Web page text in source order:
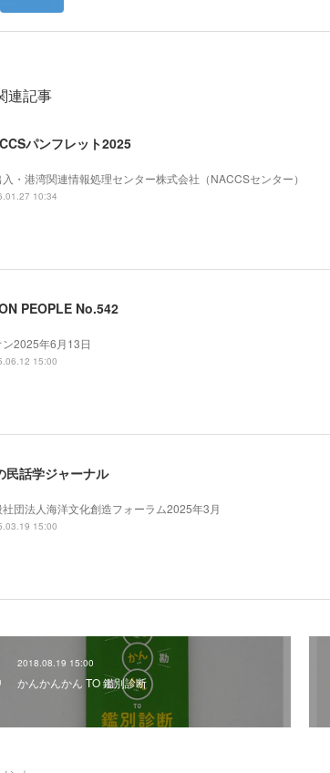
連記事
パンフレット2025
・港湾関連情報処理センター株式会社（NACCSセンター）
10:34
PEOPLE No.542
ン2025年6月13日
15:00
民話学ジャーナル
団法人海洋文化創造フォーラム2025年3月
15:00
2018.08.19 15:00
かんかんかん TO 鑑別診断